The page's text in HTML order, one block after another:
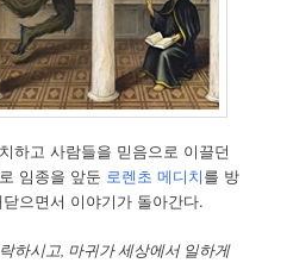
하고 사람들을 믿음으로 이끌던
임종을 앞둔 로렌초 메디치를 방
으면서 이야기가 돌아간다.
하시고, 마귀가 세상에서 일하게